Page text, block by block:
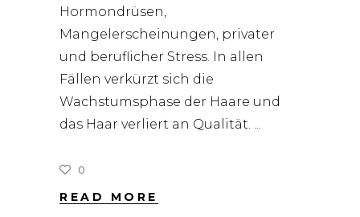
Hormondrüsen,
Mangelerscheinungen, privater
und beruflicher Stress. In allen
Fällen verkürzt sich die
Wachstumsphase der Haare und
das Haar verliert an Qualität.
0
READ MORE